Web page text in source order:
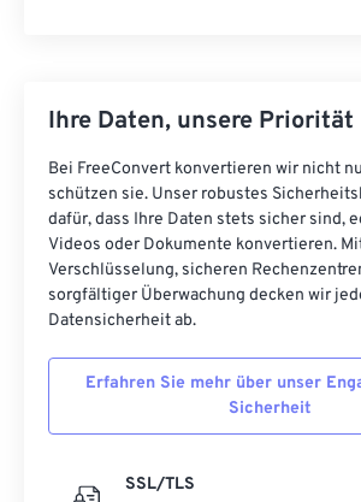
Ihre Daten, unsere Priorität
Bei FreeConvert konvertieren wir nicht
schützen sie. Unser robustes
dafür, dass Ihre Daten stets sicher sind,
Videos oder Dokumente konvertieren.
Verschlüsselung, sicheren
sorgfältiger Überwachung decken wir
Datensicherheit ab.
Erfahren Sie mehr über unser
Sicherheit
SSL/TLS